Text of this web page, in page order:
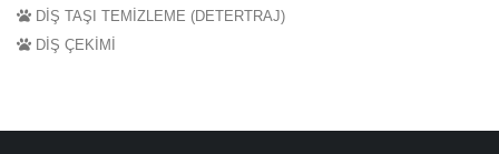
DİŞ TAŞI TEMİZLEME (DETERTRAJ)
DİŞ ÇEKİMİ